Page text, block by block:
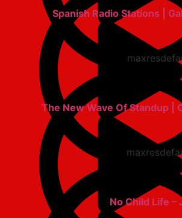
Spanish Radio
The New Wave Of
No Child